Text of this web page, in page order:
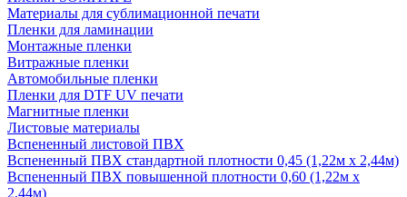
Материалы для сублимационной печати
Пленки для ламинации
Монтажные пленки
Витражные пленки
Автомобильные пленки
Пленки для DTF UV печати
Магнитные пленки
Листовые материалы
Вспененный листовой ПВХ
Вспененный ПВХ стандартной плотности 0,45 (1,22м х 2,44м)
Вспененный ПВХ повышенной плотности 0,60 (1,22м х
2,44м)